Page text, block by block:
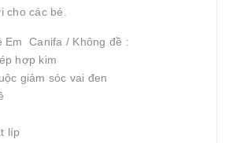
cho các bé.
Em Canifa / Không đề :
hợp kim
giảm sóc vai đen
líp